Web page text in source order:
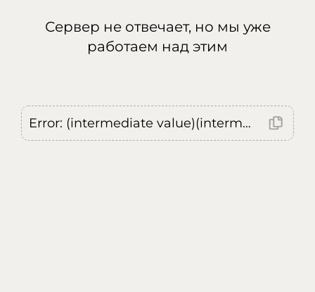
Сервер не отвечает, но мы уже
работаем над этим
Error: (intermediate value)(intermediate value)(intermediate value).replaceAll is not a function